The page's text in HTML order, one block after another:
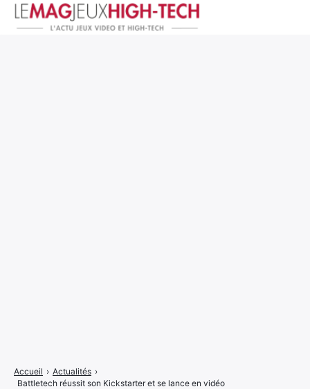
Accueil › Actualités ›
Battletech réussit son Kickstarter et se lance en vidéo